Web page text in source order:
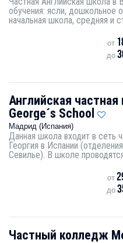
обучения: ясли, дошкольное
начальная школа, средняя и
от
до
Английская
George´s School
Мадрид (Испания)
Данная школа входит в сеть
Георгия в Испании
Севилье). В школе
от
до
Частный колледж